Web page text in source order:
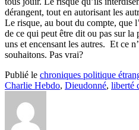
dérangent, tout en autorisant les
Le risque, au bout du compte, que
de ce qui peut être dit ou pas sur la
uns et encensant les autres. Et ce
souhaitons. Pas vrai?
Publié le chroniques politique
Charlie Hebdo, Dieudonné, liberté